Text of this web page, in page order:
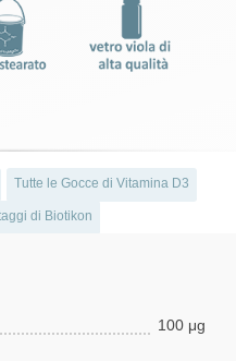
Tutte le Gocce di Vitamina D3
di Biotikon
100 μg